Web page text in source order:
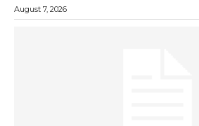
August 7, 2026